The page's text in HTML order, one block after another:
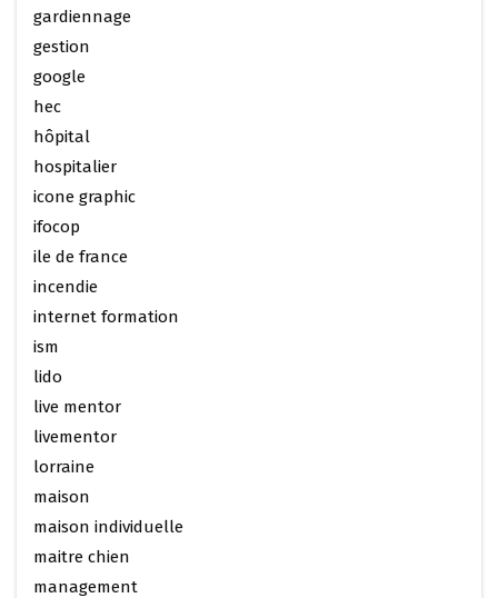
gardiennage
gestion
google
hec
hôpital
hospitalier
icone graphic
ifocop
ile de france
incendie
internet formation
ism
lido
live mentor
livementor
lorraine
maison
maison individuelle
maitre chien
management